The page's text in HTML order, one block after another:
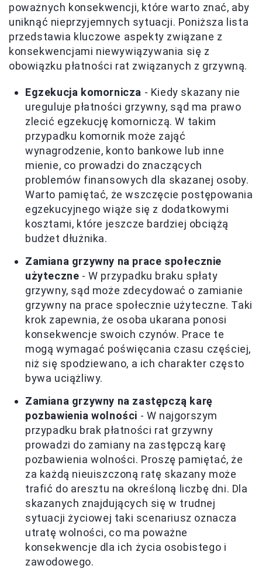
poważnych konsekwencji, które warto znać, aby
uniknąć nieprzyjemnych sytuacji. Poniższa lista
przedstawia kluczowe aspekty związane z
konsekwencjami niewywiązywania się z
obowiązku płatności rat związanych z grzywną.
Egzekucja komornicza - Kiedy skazany nie
ureguluje płatności grzywny, sąd ma prawo
zlecić egzekucję komorniczą. W takim
przypadku komornik może zająć
wynagrodzenie, konto bankowe lub inne
mienie, co prowadzi do znaczących
problemów finansowych dla skazanej osoby.
Warto pamiętać, że wszczęcie postępowania
egzekucyjnego wiąże się z dodatkowymi
kosztami, które jeszcze bardziej obciążą
budżet dłużnika.
Zamiana grzywny na prace społecznie
użyteczne - W przypadku braku spłaty
grzywny, sąd może zdecydować o zamianie
grzywny na prace społecznie użyteczne. Taki
krok zapewnia, że osoba ukarana ponosi
konsekwencje swoich czynów. Prace te
mogą wymagać poświęcania czasu częściej,
niż się spodziewano, a ich charakter często
bywa uciążliwy.
Zamiana grzywny na zastępczą karę
pozbawienia wolności - W najgorszym
przypadku brak płatności rat grzywny
prowadzi do zamiany na zastępczą karę
pozbawienia wolności. Proszę pamiętać, że
za każdą nieuiszczoną ratę skazany może
trafić do aresztu na określoną liczbę dni. Dla
skazanych znajdujących się w trudnej
sytuacji życiowej taki scenariusz oznacza
utratę wolności, co ma poważne
konsekwencje dla ich życia osobistego i
zawodowego.